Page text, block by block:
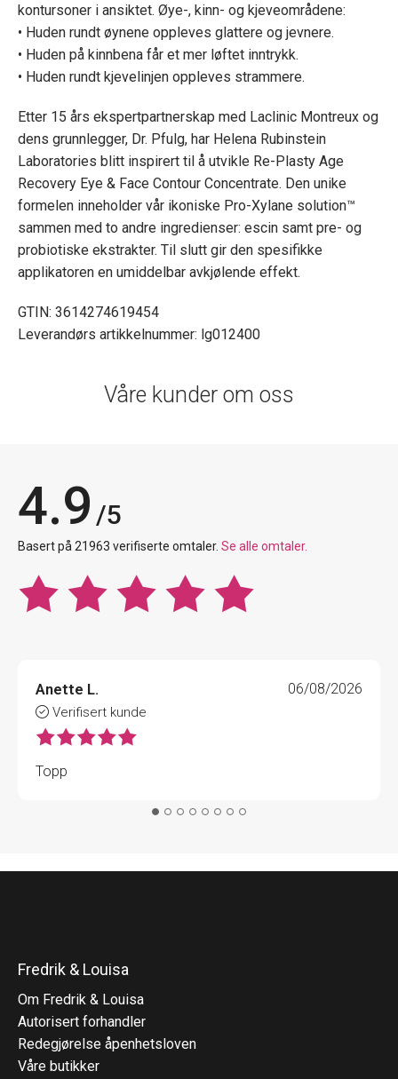
kontursoner i ansiktet. Øye-, kinn- og kjeveområdene:
• Huden rundt øynene oppleves glattere og jevnere.
• Huden på kinnbena får et mer løftet inntrykk.
• Huden rundt kjevelinjen oppleves strammere.
Etter 15 års ekspertpartnerskap med Laclinic Montreux og
dens grunnlegger, Dr. Pfulg, har Helena Rubinstein
Laboratories blitt inspirert til å utvikle Re-Plasty Age
Recovery Eye & Face Contour Concentrate. Den unike
formelen inneholder vår ikoniske Pro-Xylane solution™
sammen med to andre ingredienser: escin samt pre- og
probiotiske ekstrakter. Til slutt gir den spesifikke
applikatoren en umiddelbar avkjølende effekt.
GTIN: 3614274619454
Leverandørs artikkelnummer: lg012400
Våre kunder om oss
4.9 /5
Basert på 21963 verifiserte omtaler. Se alle omtaler.
Anette L.
Verifisert kunde
06/08/2026
Topp
Fredrik & Louisa
Om Fredrik & Louisa
Autorisert forhandler
Redegjørelse åpenhetsloven
Våre butikker